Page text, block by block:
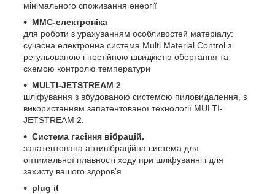
мінімального споживання енергії
MMC-електроніка
для роботи з урахуванням особливостей матеріалу:
сучасна електронна система Multi Material Control з
регульованою і постійною швидкістю обертання та
схемою контролю температури
MULTI-JETSTREAM 2
шліфування з вбудованою системою пиловидалення, з
використанням запатентованої технології MULTI-
JETSTREAM 2.
Система гасіння вібрацій.
запатентована антивібраційна система для
оптимальної плавності ходу при шліфуванні і для
захисту вашого здоров'я
plug it